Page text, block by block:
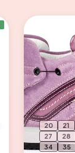
20 21
27
28
34
35